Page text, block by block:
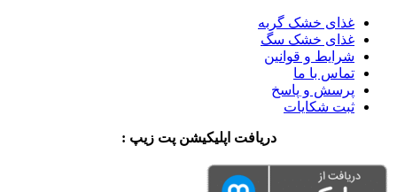
غذای خشک گربه
غذای خشک سگ
شرایط و قوانین
تماس با ما
پرسش و پاسخ
ثبت شکایات
دریافت اپلیکیشن پت زیپ :